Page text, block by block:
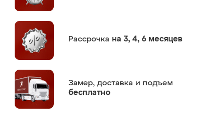
Рассрочка на 3, 4, 6 месяцев
Замер, доставка и подъем
бесплатно